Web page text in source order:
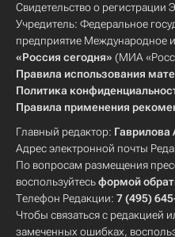
Свидетельство о
Учредитель: Федеральное
предприятие Международное
«Россия сегодня» (МИА
Правила использования
Политика
Правила применения
Главный редактор: Гаврилова
Адрес электронной почты
По вопросам размещения
воспользуйтесьформой
Телефон Редакции: 7 (495)
Чтобы связаться с редакцией
замеченных ошибках,